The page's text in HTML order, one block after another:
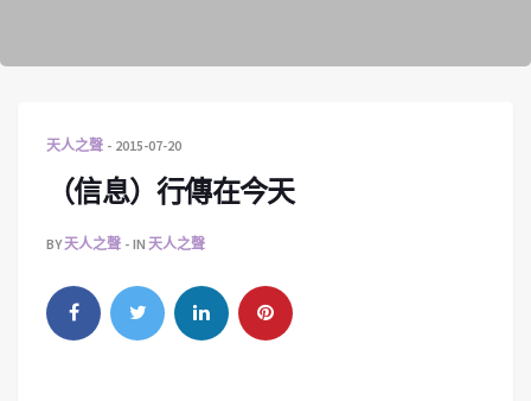
天人之聲 2015-07-20
（信息）行傳在今天
BY天人之聲 IN 天人之聲